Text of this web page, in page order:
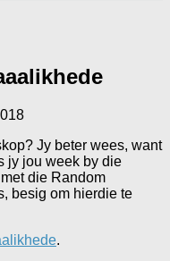
Jy beter wees, want
jy jou week by die
die Random
besig om hierdie te
.